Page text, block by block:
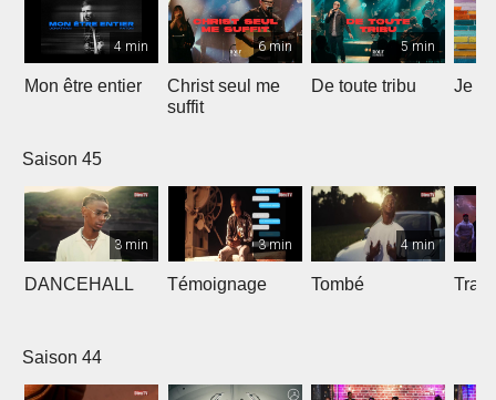
4 min
Mon être entier
6 min
Christ seul me
suffit
5 min
De toute tribu Je
Saison 45
3 min
DANCEHALL
3 min
Témoignage
4 min
Tombé
Saison 44